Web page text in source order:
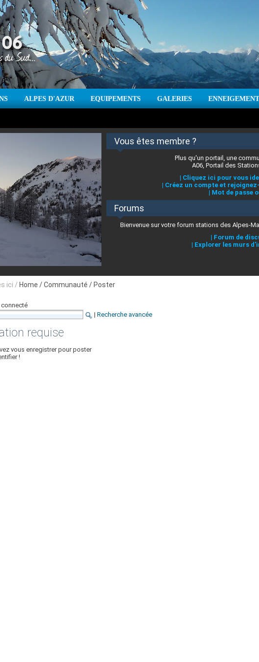
ALPES D'AZUR EQUIPEMENTS GALERIES ENNEIGEMENT
Min :°CT° Max :°C |Prévisions météo pour les jours à venir
l'actualité des stations des Alpes-Maritimes
Vous êtes membre ?
Plus qu'un portail, une
A06, Portail des
| Cliquez ici pour vous
| Créez un compte et
| Mot de passe
Forums
Bienvenue sur votre forum stations des Alpes-
| Forum de
| Explorer les murs
ici / Home / Communauté / Poster
| Recherche avancée
requise
vous enregistrer pour poster
!